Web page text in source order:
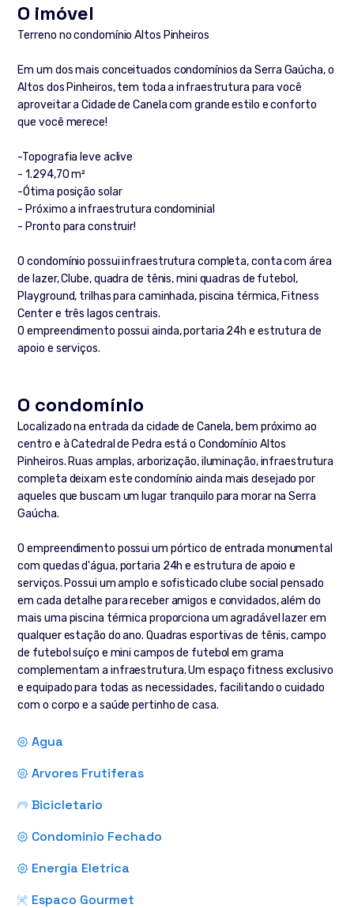
O imóvel
Terreno no condomínio Altos Pinheiros
Em um dos mais conceituados condomínios da Serra Gaúcha, o
Altos dos Pinheiros, tem toda a infraestrutura para você
aproveitar a Cidade de Canela com grande estilo e conforto
que você merece!
-Topografia leve aclive
- 1.294,70 m²
-Ótima posição solar
- Próximo a infraestrutura condominial
- Pronto para construir!
O condomínio possui infraestrutura completa, conta com área
de lazer, Clube, quadra de tênis, mini quadras de futebol,
Playground, trilhas para caminhada, piscina térmica, Fitness
Center e três lagos centrais.
O empreendimento possui ainda, portaria 24h e estrutura de
apoio e serviços.
O condomínio
Localizado na entrada da cidade de Canela, bem próximo ao
centro e à Catedral de Pedra está o Condomínio Altos
Pinheiros. Ruas amplas, arborização, iluminação, infraestrutura
completa deixam este condomínio ainda mais desejado por
aqueles que buscam um lugar tranquilo para morar na Serra
Gaúcha.
O empreendimento possui um pórtico de entrada monumental
com quedas d'água, portaria 24h e estrutura de apoio e
serviços. Possui um amplo e sofisticado clube social pensado
em cada detalhe para receber amigos e convidados, além do
mais uma piscina térmica proporciona um agradável lazer em
qualquer estação do ano. Quadras esportivas de tênis, campo
de futebol suíço e mini campos de futebol em grama
complementam a infraestrutura. Um espaço fitness exclusivo
e equipado para todas as necessidades, facilitando o cuidado
com o corpo e a saúde pertinho de casa.
Agua
Arvores Frutiferas
Bicicletario
Condominio Fechado
Energia Eletrica
Espaco Gourmet